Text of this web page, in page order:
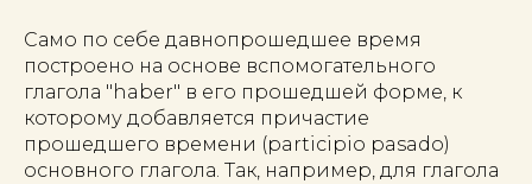
Само по себе давнопрошедшее время
построено на основе вспомогательного
глагола "haber" в его прошедшей форме, к
которому добавляется причастие
прошедшего времени (participio pasado)
основного глагола. Так, например, для глагола